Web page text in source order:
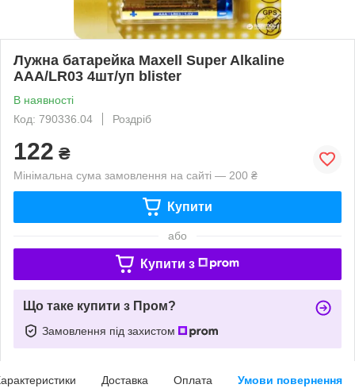
Лужна батарейка Maxell Super Alkaline
AAA/LR03 4шт/уп blister
В наявності
Код: 790336.04
Роздріб
122 ₴
Мінімальна сума замовлення на сайті — 200 ₴
Купити
або
Купити з
Що таке купити з Пром?
Замовлення під захистом
Доставка Оплата Умови повернення